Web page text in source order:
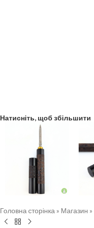
Натисніть, щоб збільшити
Головна сторінка » Магазин »